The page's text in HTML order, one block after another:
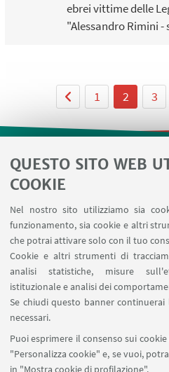
QUESTO SITO WEB
COOKIE
Nel nostro sito utilizziamo sia
funzionamento, sia cookie e altri
che potrai attivare solo con il tuo
Cookie e altri strumenti di
analisi statistiche, misure
istituzionale e analisi dei
Se chiudi questo banner
necessari.
Puoi esprimere il consenso sui
"Personalizza cookie" e, se vuoi,
in "Mostra cookie di profilazione".
ebrei vittime delle
"Alessandro Rimini
1 2 3
LINK
Area
SEGUI IL
SEGUI